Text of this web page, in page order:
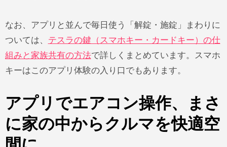
なお、アプリと並んで毎日使う「解錠・施錠」まわりに
ついては、 テスラの鍵（スマホキー・カードキー）の仕
組みと家族共有の方法で詳しくまとめています。スマホ
キーはこのアプリ体験の入り口でもあります。
アプリでエアコン操作、まさ
に家の中からクルマを快適空